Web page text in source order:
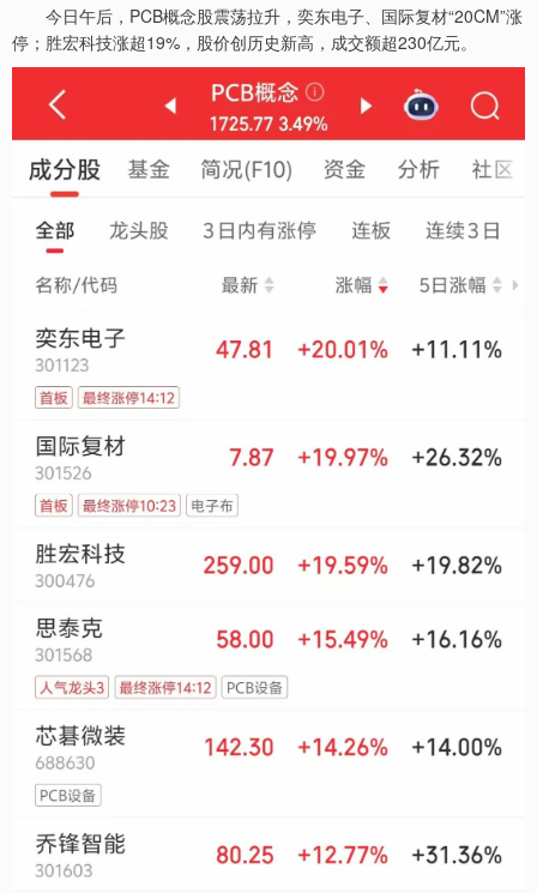
今日午后，PCB概念股震荡拉升，奕东电子、国际复材“20CM”涨
停；胜宏科技涨超19%，股价创历史新高，成交额超230亿元。